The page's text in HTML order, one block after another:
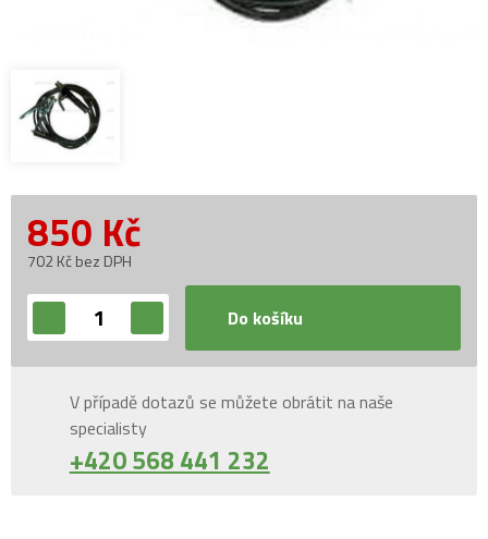
850 Kč
702 Kč bez DPH
Do košíku
V případě dotazů se můžete obrátit na naše
specialisty
+420 568 441 232